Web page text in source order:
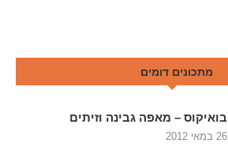
מתכונים דומים
בואיקוס – מאפה גבינה וזיתים
26 במאי 2012